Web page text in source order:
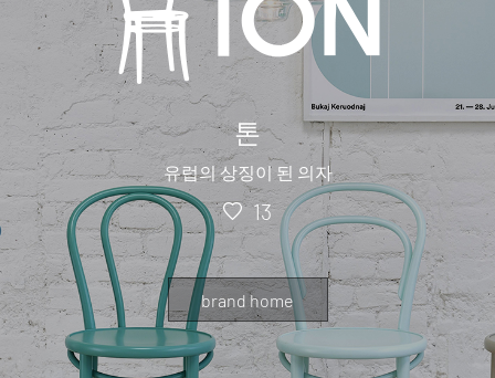
톤
유럽의 상징이 된 의자
13
brand home